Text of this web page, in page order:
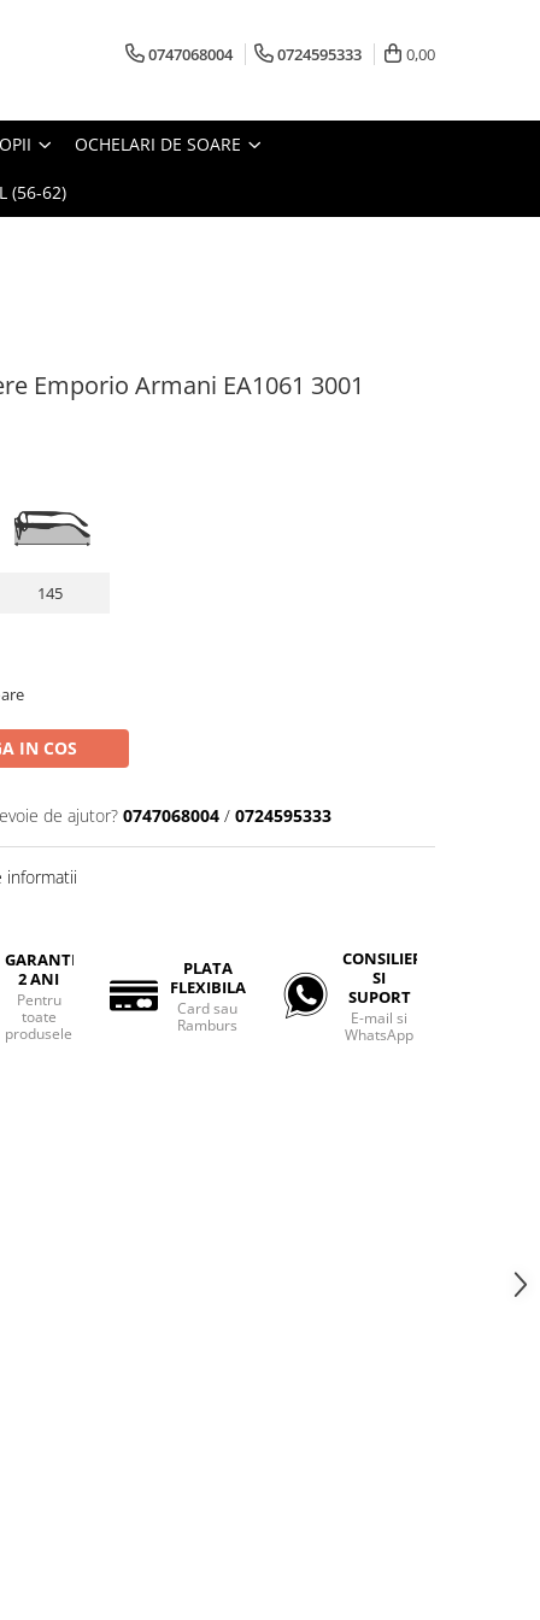
0747068004 0724595333 0,00
OCHELARI DE SOARE
(56-62)
Emporio Armani EA1061 3001
145
IN COS
de ajutor? 0747068004 / 0724595333
informatii
GARANTIE
2 ANI
Pentru
toate
produsele
PLATA
FLEXIBILA
Card sau
Ramburs
CONSILIERE
SI
SUPORT
E-mail si
WhatsApp